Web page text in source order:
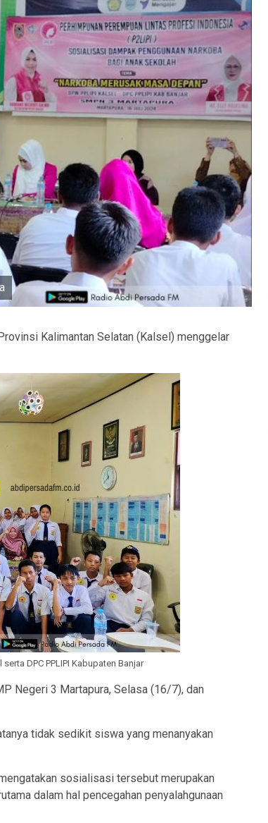
Kalimantan Selatan (Kalsel) menggelar
DPC PPLIPI Kabupaten Banjar
Negeri 3 Martapura, Selasa (16/7), dan
tidak sedikit siswa yang menanyakan
sosialisasi tersebut merupakan
dalam hal pencegahan penyalahgunaan
//1